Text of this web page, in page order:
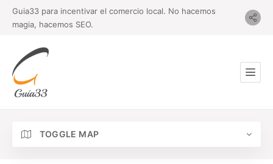
Guia33 para incentivar el comercio local. No hacemos
magia, hacemos SEO.
TOGGLE MAP